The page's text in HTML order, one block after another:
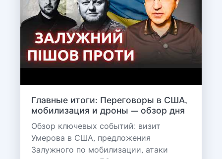
Главные итоги: Переговоры в США,
мобилизация и дроны — обзор дня
Обзор ключевых событий: визит
Умерова в США, предложения
Залужного по мобилизации, атаки